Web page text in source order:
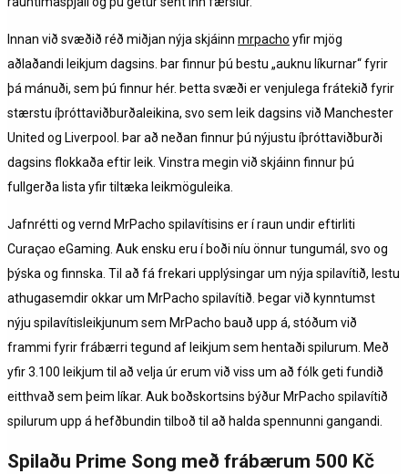
Innan við svæðið réð miðjan nýja skjáinn mrpacho yfir mjög
aðlaðandi leikjum dagsins. Þar finnur þú bestu „auknu líkurnar“ fyrir
þá mánuði, sem þú finnur hér. Þetta svæði er venjulega frátekið fyrir
stærstu íþróttaviðburðaleikina, svo sem leik dagsins við Manchester
United og Liverpool. Þar að neðan finnur þú nýjustu íþróttaviðburði
dagsins flokkaða eftir leik. Vinstra megin við skjáinn finnur þú
fullgerða lista yfir tiltæka leikmöguleika.
Jafnrétti og vernd MrPacho spilavítisins er í raun undir eftirliti
Curaçao eGaming. Auk ensku eru í boði níu önnur tungumál, svo og
þýska og finnska. Til að fá frekari upplýsingar um nýja spilavítið, lestu
athugasemdir okkar um MrPacho spilavítið. Þegar við kynntumst
nýju spilavítisleikjunum sem MrPacho bauð upp á, stóðum við
frammi fyrir frábærri tegund af leikjum sem hentaði spilurum. Með
yfir 3.100 leikjum til að velja úr erum við viss um að fólk geti fundið
eitthvað sem þeim líkar. Auk boðskortsins býður MrPacho spilavítið
spilurum upp á hefðbundin tilboð til að halda spennunni gangandi.
Spilaðu Prime Song með frábærum 500 Kč